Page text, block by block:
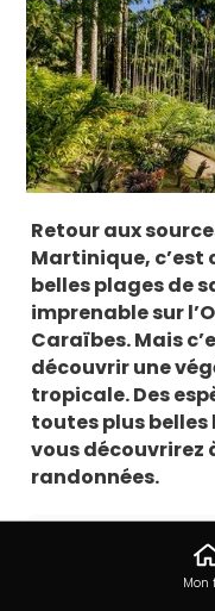
Retour aux
Martinique, c’est
belles plages de
imprenable sur
Caraïbes. Mais
découvrir une
tropicale. Des
toutes plus belles
vous découvrirez
randonnées.
Mon